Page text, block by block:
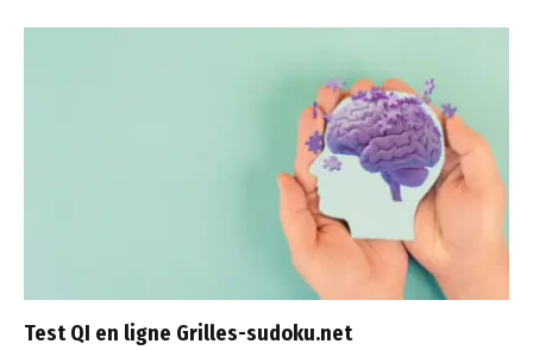
Test QI en ligne Grilles-sudoku.net​